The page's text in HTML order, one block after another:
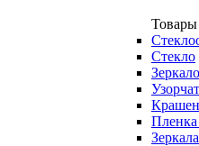
Товары
Стекло
Зеркало